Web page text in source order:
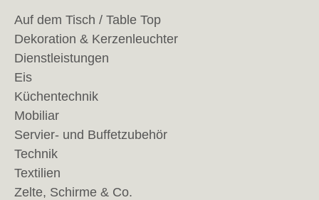
Auf dem Tisch / Table Top
Dekoration & Kerzenleuchter
Dienstleistungen
Eis
Küchentechnik
Mobiliar
Servier- und Buffetzubehör
Technik
Textilien
Zelte, Schirme & Co.